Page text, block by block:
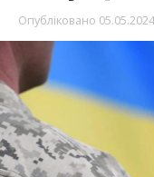
Опубліковано 05.05.2024